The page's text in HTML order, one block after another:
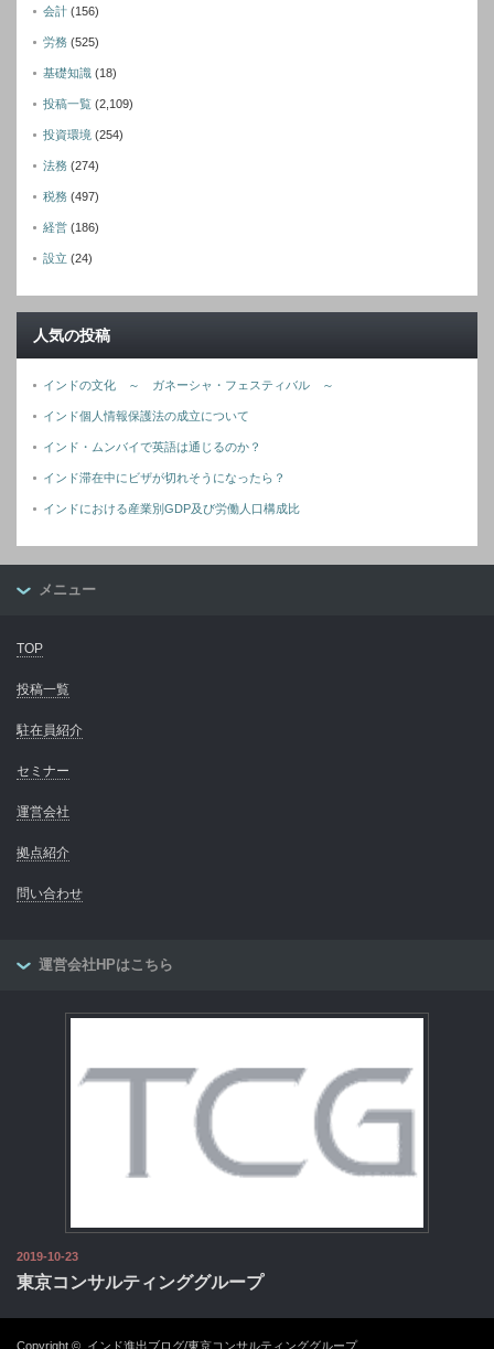
会計 (156)
労務 (525)
基礎知識 (18)
投稿一覧 (2,109)
投資環境 (254)
法務 (274)
税務 (497)
経営 (186)
設立 (24)
人気の投稿
インドの文化 ～ ガネーシャ・フェスティバル ～
インド個人情報保護法の成立について
インド・ムンバイで英語は通じるのか？
インド滞在中にビザが切れそうになったら？
インドにおける産業別GDP及び労働人口構成比
メニュー
TOP
投稿一覧
駐在員紹介
セミナー
運営会社
拠点紹介
問い合わせ
運営会社HPはこちら
2019-10-23
東京コンサルティンググループ
Copyright © インド進出ブログ/東京コンサルティンググループ